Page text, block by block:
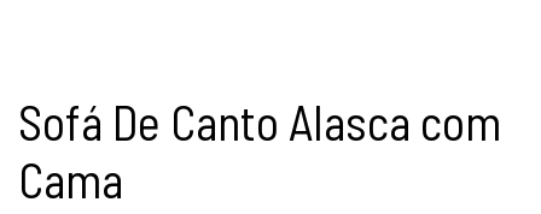
Sofá De Canto Alasca com
Cama